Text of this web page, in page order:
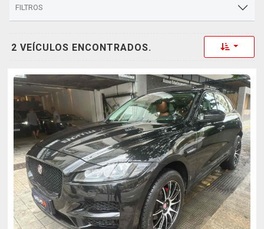
FILTROS
2 VEÍCULOS ENCONTRADOS. Toggle